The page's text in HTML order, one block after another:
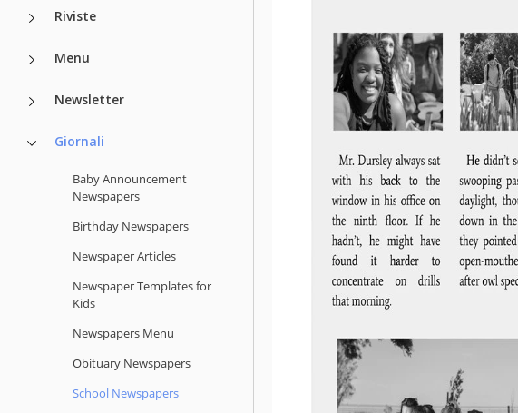
Riviste
Menu
Newsletter
Giornali
Baby Announcement
Newspapers
Birthday Newspapers
Newspaper Articles
Newspaper Templates for
Kids
Newspapers Menu
Obituary Newspapers
School Newspapers